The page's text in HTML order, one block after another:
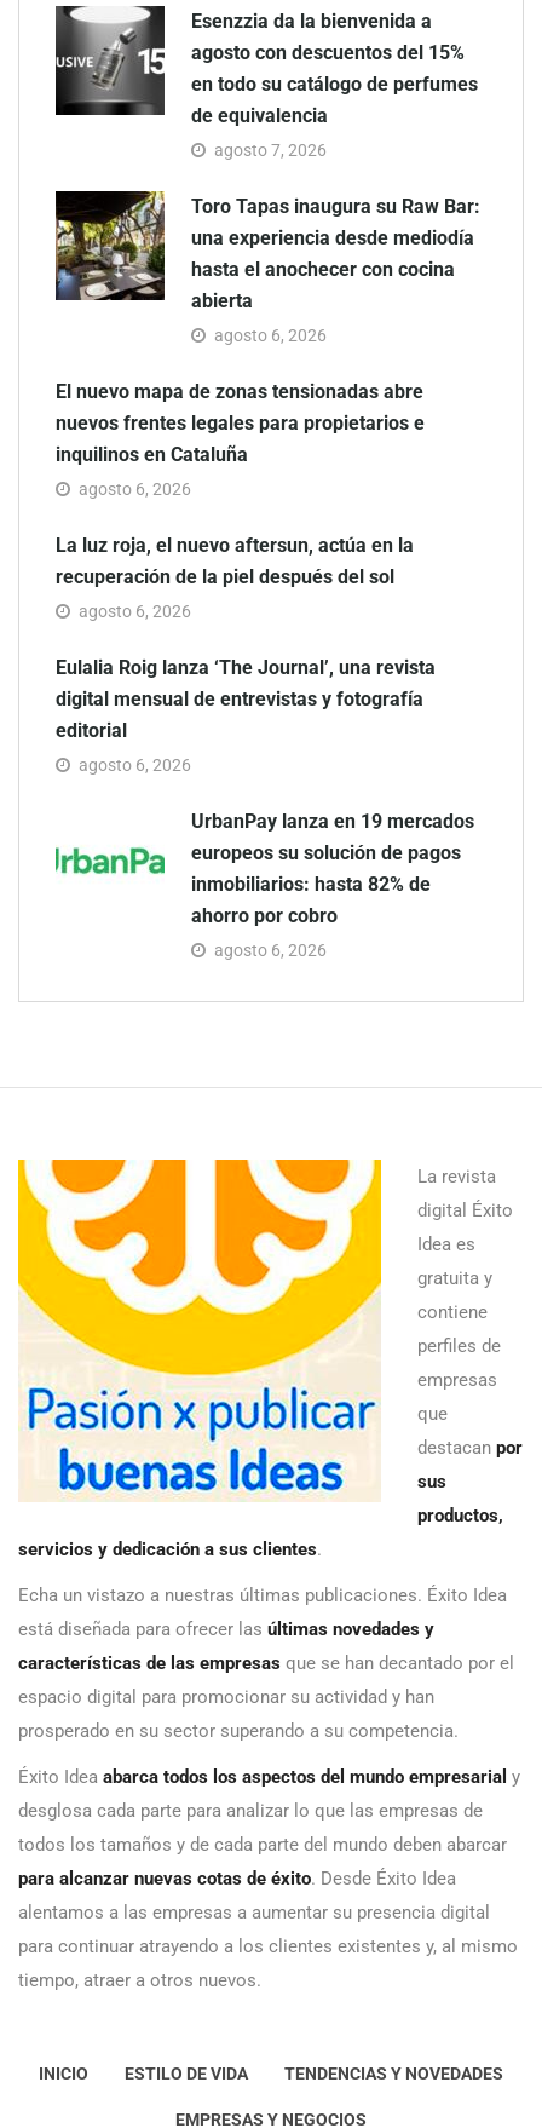
Esenzzia da la bienvenida a
agosto con descuentos del 15%
en todo su catálogo de perfumes
de equivalencia
agosto 7, 2026
Toro Tapas inaugura su Raw Bar:
una experiencia desde mediodía
hasta el anochecer con cocina
abierta
agosto 6, 2026
El nuevo mapa de zonas tensionadas abre
nuevos frentes legales para propietarios e
inquilinos en Cataluña
agosto 6, 2026
La luz roja, el nuevo aftersun, actúa en la
recuperación de la piel después del sol
agosto 6, 2026
Eulalia Roig lanza ‘The Journal’, una revista
digital mensual de entrevistas y fotografía
editorial
agosto 6, 2026
UrbanPay lanza en 19 mercados
europeos su solución de pagos
inmobiliarios: hasta 82% de
ahorro por cobro
agosto 6, 2026
La revista
digital Éxito
Idea es
gratuita y
contiene
perfiles de
empresas
que
destacan por
sus
productos,
servicios y dedicación a sus clientes.
Echa un vistazo a nuestras últimas publicaciones. Éxito Idea
está diseñada para ofrecer las últimas novedades y
características de las empresas que se han decantado por el
espacio digital para promocionar su actividad y han
prosperado en su sector superando a su competencia.
Éxito Idea abarca todos los aspectos del mundo empresarial y
desglosa cada parte para analizar lo que las empresas de
todos los tamaños y de cada parte del mundo deben abarcar
para alcanzar nuevas cotas de éxito. Desde Éxito Idea
alentamos a las empresas a aumentar su presencia digital
para continuar atrayendo a los clientes existentes y, al mismo
tiempo, atraer a otros nuevos.
INICIO ESTILO DE VIDA TENDENCIAS Y NOVEDADES
EMPRESAS Y NEGOCIOS